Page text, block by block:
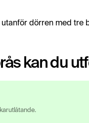
dörren med tre
kan du